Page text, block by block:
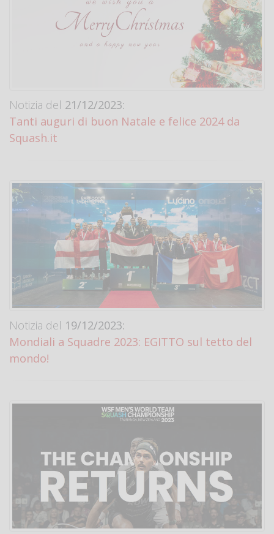
Notizia del 21/12/2023:
Tanti auguri di buon Natale e felice 2024 da
Squash.it
Notizia del 19/12/2023:
Mondiali a Squadre 2023: EGITTO sul tetto del
mondo!